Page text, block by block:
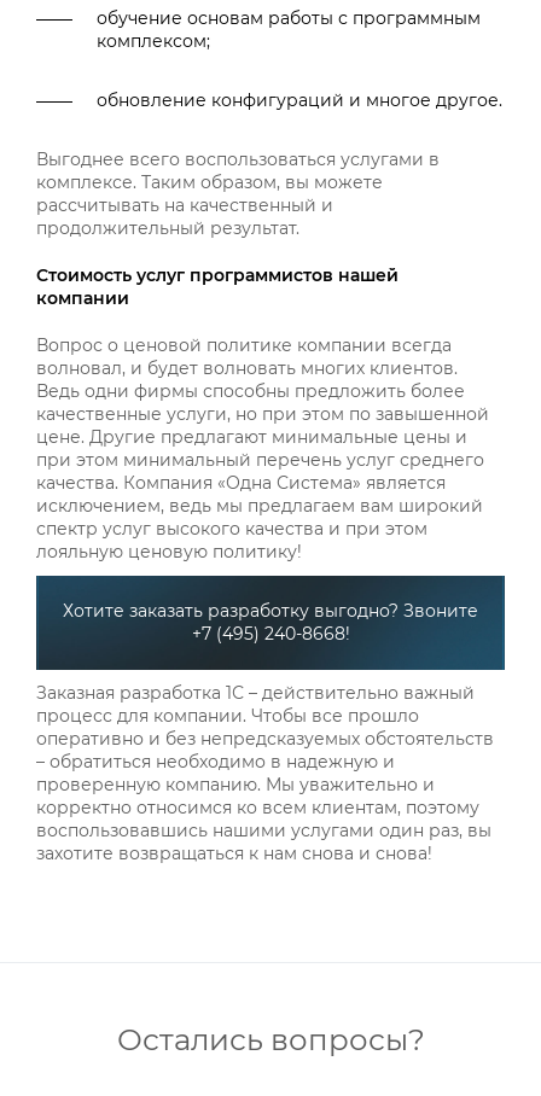
обучение основам работы с программным
комплексом;
обновление конфигураций и многое другое.
Выгоднее всего воспользоваться услугами в
комплексе. Таким образом, вы можете
рассчитывать на качественный и
продолжительный результат.
Стоимость услуг программистов нашей
компании
Вопрос о ценовой политике компании всегда
волновал, и будет волновать многих клиентов.
Ведь одни фирмы способны предложить более
качественные услуги, но при этом по завышенной
цене. Другие предлагают минимальные цены и
при этом минимальный перечень услуг среднего
качества. Компания «Одна Система» является
исключением, ведь мы предлагаем вам широкий
спектр услуг высокого качества и при этом
лояльную ценовую политику!
Хотите заказать разработку выгодно? Звоните
+7 (495) 240-8668!
Заказная разработка 1С – действительно важный
процесс для компании. Чтобы все прошло
оперативно и без непредсказуемых обстоятельств
– обратиться необходимо в надежную и
проверенную компанию. Мы уважительно и
корректно относимся ко всем клиентам, поэтому
воспользовавшись нашими услугами один раз, вы
захотите возвращаться к нам снова и снова!
Остались вопросы?